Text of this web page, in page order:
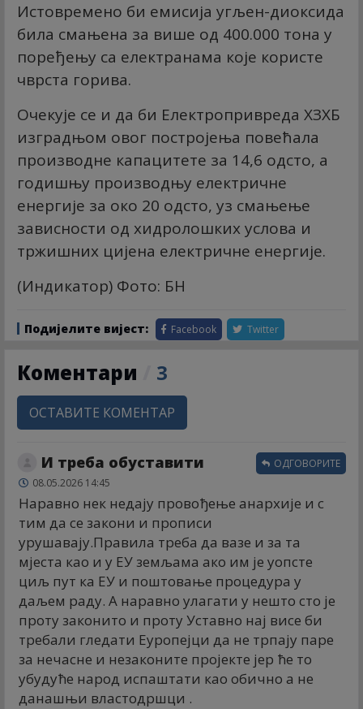
Истовремено би емисија угљен-диоксида
била смањена за више од 400.000 тона у
поређењу са електранама које користе
чврста горива.
Очекује се и да би Електропривреда ХЗХБ
изградњом овог постројења повећала
производне капацитете за 14,6 одсто, а
годишњу производњу електричне
енергије за око 20 одсто, уз смањење
зависности од хидролошких услова и
тржишних цијена електричне енергије.
(Индикатор) Фото: БН
Подијелите вијест: Facebook Twitter
Коментари 3
ОСТАВИТЕ КОМЕНТАР
И треба обуставити
08.05.2026 14:45
Наравно нек недају провођење анархије и с
тим да се закони и прописи
урушавају.Правила треба да вазе и за та
мјеста као и у ЕУ земљама ако им је уопсте
циљ пут ка ЕУ и поштовање процедура у
даљем раду. А наравно улагати у нешто сто је
проту законито и проту Уставно нај висе би
требали гледати Еуропејци да не трпају паре
за нечасне и незаконите пројекте јер ће то
убудуће народ испаштати као обично а не
данашњи властодршци .
ОДГОВОРИТЕ